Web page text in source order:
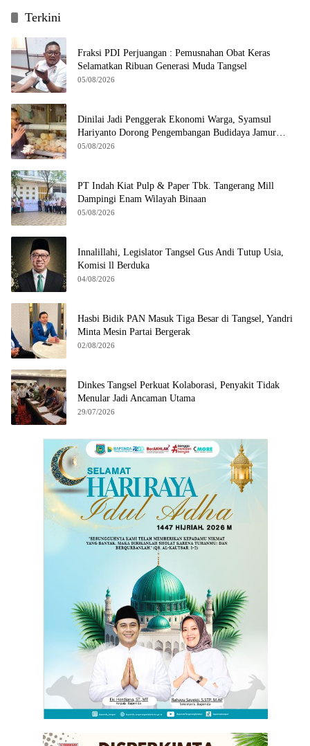
Terkini
Fraksi PDI Perjuangan : Pemusnahan Obat Keras
Selamatkan Ribuan Generasi Muda Tangsel
05/08/2026
Dinilai Jadi Penggerak Ekonomi Warga, Syamsul
Hariyanto Dorong Pengembangan Budidaya Jamur
Crispy di Serpong
05/08/2026
PT Indah Kiat Pulp & Paper Tbk. Tangerang Mill
Dampingi Enam Wilayah Binaan
05/08/2026
Innalillahi, Legislator Tangsel Gus Andi Tutup Usia,
Komisi ll Berduka
04/08/2026
Hasbi Bidik PAN Masuk Tiga Besar di Tangsel, Yandri
Minta Mesin Partai Bergerak
02/08/2026
Dinkes Tangsel Perkuat Kolaborasi, Penyakit Tidak
Menular Jadi Ancaman Utama
29/07/2026